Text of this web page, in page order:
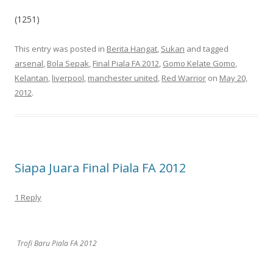
(1251)
This entry was posted in Berita Hangat, Sukan and tagged
arsenal, Bola Sepak, Final Piala FA 2012, Gomo Kelate Gomo,
Kelantan, liverpool, manchester united, Red Warrior on May 20,
2012.
Siapa Juara Final Piala FA 2012
1 Reply
Trofi Baru Piala FA 2012